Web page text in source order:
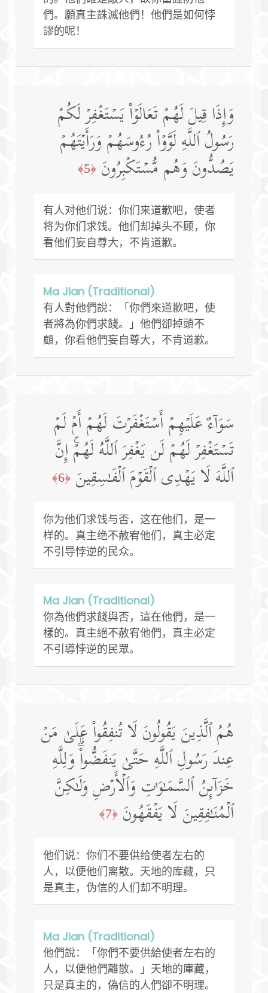
們。願真主誅滅他們！他們是如何悖
謬的呢！
وَإِذَا قِیلَ لَهُمۡ تَعَالَوۡا۟ یَسۡتَغۡفِرۡ لَكُمۡ
رَسُولُ ٱللَّهِ لَوَّوۡا۟ رُءُوسَهُمۡ وَرَأَیۡتَهُمۡ
یَصُدُّونَ وَهُم مُّسۡتَكۡبِرُونَ ﴿5﴾
有人对他们说：你们来道歉吧，使者
将为你们求饯。他们却掉头不顾，你
看他们妄自尊大，不肯道歉。
Ma Jian (Traditional)
有人對他們說：「你們來道歉吧，使
者將為你們求餞。」他們卻掉頭不
顧，你看他們妄自尊大，不肯道歉。
سَوَاۤءٌ عَلَیۡهِمۡ أَسۡتَغۡفَرۡتَ لَهُمۡ أَمۡ لَمۡ
تَسۡتَغۡفِرۡ لَهُمۡ لَن یَغۡفِرَ ٱللَّهُ لَهُمۡۚ إِنَّ
ٱللَّهَ لَا یَهۡدِی ٱلۡقَوۡمَ ٱلۡفَـٰسِقِینَ ﴿6﴾
你为他们求饯与否，这在他们，是一
样的。真主绝不赦宥他们，真主必定
不引导悖逆的民众。
Ma Jian (Traditional)
你為他們求餞與否，這在他們，是一
樣的。真主絕不赦宥他們，真主必定
不引導悖逆的民眾。
هُمُ ٱلَّذِینَ یَقُولُونَ لَا تُنفِقُوا۟ عَلَىٰ مَنۡ
عِندَ رَسُولِ ٱللَّهِ حَتَّىٰ یَنفَضُّوا۟ۗ وَلِلَّهِ
خَزَاۤىِٕنُ ٱلسَّمَـٰوَ ٰ⁠تِ وَٱلۡأَرۡضِ وَلَـٰكِنَّ
ٱلۡمُنَـٰفِقِینَ لَا یَفۡقَهُونَ ﴿7﴾
他们说：你们不要供给使者左右的
人，以便他们离散。天地的库藏，只
是真主，伪信的人们却不明理。
Ma Jian (Traditional)
他們說：「你們不要供給使者左右的
人，以便他們離散。」天地的庫藏，
只是真主的，偽信的人們卻不明理。